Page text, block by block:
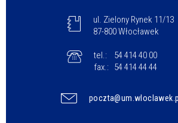
ul. Zielony Rynek 11/13
87-800 Włocławek
tel.:
54 414 40 00
fax.:
54 414 44 44
poczta@um.wloclawek.pl